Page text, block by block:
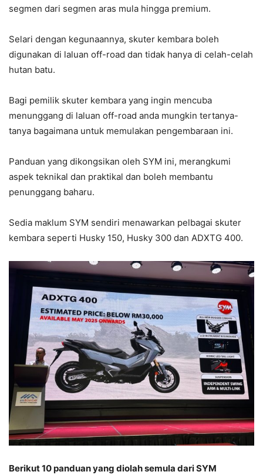
segmen dari segmen aras mula hingga premium.
Selari dengan kegunaannya, skuter kembara boleh
digunakan di laluan off-road dan tidak hanya di celah-celah
hutan batu.
Bagi pemilik skuter kembara yang ingin mencuba
menunggang di laluan off-road anda mungkin tertanya-
tanya bagaimana untuk memulakan pengembaraan ini.
Panduan yang dikongsikan oleh SYM ini, merangkumi
aspek teknikal dan praktikal dan boleh membantu
penunggang baharu.
Sedia maklum SYM sendiri menawarkan pelbagai skuter
kembara seperti Husky 150, Husky 300 dan ADXTG 400.
Berikut 10 panduan yang diolah semula dari SYM